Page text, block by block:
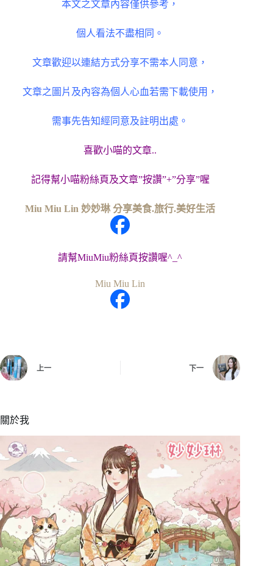
本文之文章內容僅供參考，
個人看法不盡相同。
文章歡迎以連結方式分享不需本人同意，
文章之圖片及內容為個人心血若需下載使用，
需事先告知經同意及註明出處。
喜歡小喵的文章..
記得幫小喵粉絲頁及文章”按讚”+”分享”喔
Miu Miu Lin 妙妙琳 分享美食.旅行.美好生活
請幫MiuMiu粉絲頁按讚喔^_^
Miu Miu Lin
上一 下一
關於我